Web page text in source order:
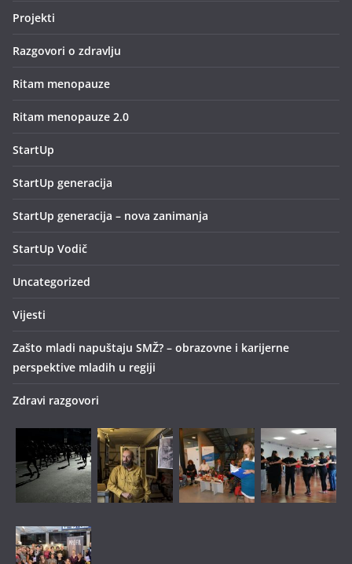
Projekti
Razgovori o zdravlju
Ritam menopauze
Ritam menopauze 2.0
StartUp
StartUp generacija
StartUp generacija – nova zanimanja
StartUp Vodič
Uncategorized
Vijesti
Zašto mladi napuštaju SMŽ? – obrazovne i karijerne
perspektive mladih u regiji
Zdravi razgovori